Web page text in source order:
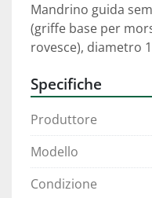
Mandrino guida
(griffe base per
rovesce), diametro
Specifiche
Produttore
Modello
Condizione